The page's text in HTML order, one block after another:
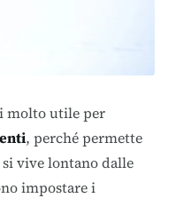
molto utile per
, perché permette
vive lontano dalle
impostare i